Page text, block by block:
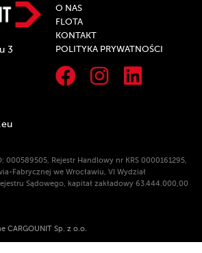
3
O NAS
FLOTA
KONTAKT
POLITYKA PRYWATNOŚCI
000589505, Rejestr Handlowy nr KRS 0000161295,
Fabrycznej we Wrocławiu, VI Wydział
Sądowego, kapitał zakładowy 63.444.000,00
CARGOUNIT Sp. z o.o.